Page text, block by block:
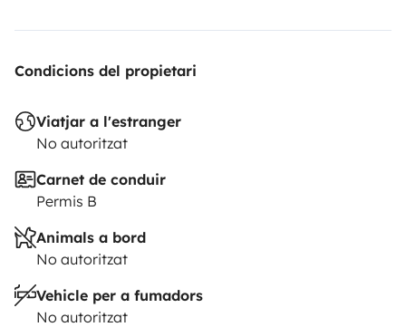
Condicions del propietari
Viatjar a l'estranger
No autoritzat
Carnet de conduir
Permis B
Animals a bord
No autoritzat
Vehicle per a fumadors
No autoritzat